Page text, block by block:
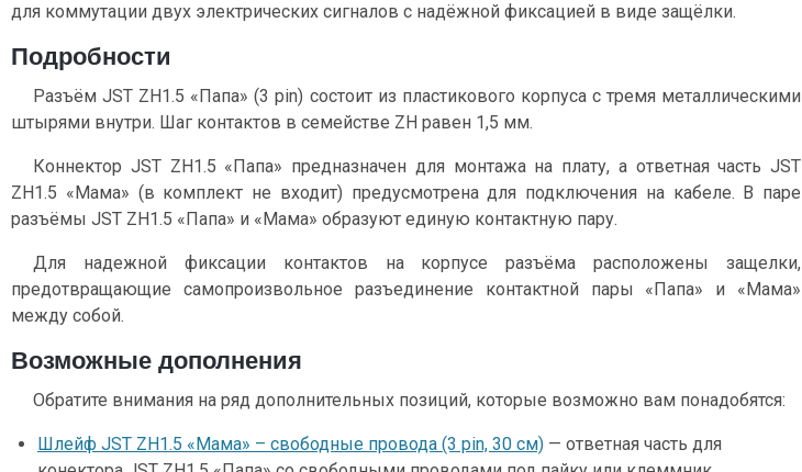
для коммутации двух электрических сигналов c надёжной фиксацией в виде защёлки.
Подробности
Разъём JST ZH1.5 «Папа» (3 pin) состоит из пластикового корпуса с тремя металлическими
штырями внутри. Шаг контактов в семействе ZH равен 1,5 мм.
Коннектор JST ZH1.5 «Папа» предназначен для монтажа на плату, а ответная часть JST
ZH1.5 «Мама» (в комплект не входит) предусмотрена для подключения на кабеле. В паре
разъёмы JST ZH1.5 «Папа» и «Мама» образуют единую контактную пару.
Для надежной фиксации контактов на корпусе разъёма расположены защелки,
предотвращающие самопроизвольное разъединение контактной пары «Папа» и «Мама»
между собой.
Возможные дополнения
Обратите внимания на ряд дополнительных позиций, которые возможно вам понадобятся:
Шлейф JST ZH1.5 «Мама» – свободные провода (3 pin, 30 см) — ответная часть для